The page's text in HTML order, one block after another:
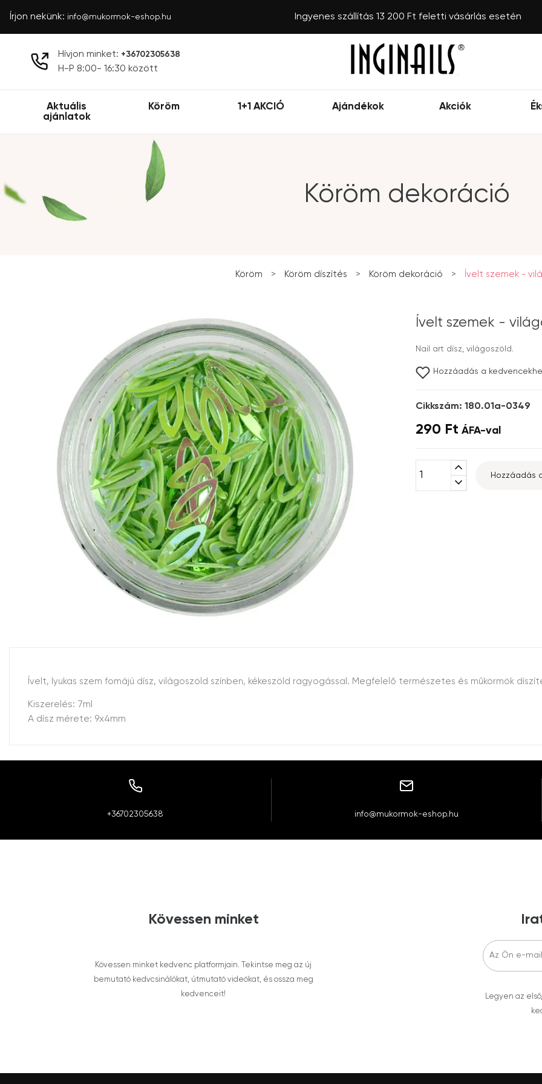
Írjon nekünk: info@mukormok-eshop.hu Ingyenes szállítás 13 200 Ft feletti vásárlás esetén
Hívjon minket: +36702305638
H-P 8:00- 16:30 között
Aktuális
ajánlatok
Köröm 1+1 AKCIÓ Ajándékok Akciók
Köröm dekoráció
Köröm > Köröm díszítés > Köröm dekoráció > Ívelt szemek -
Ívelt szemek -
Nail art dísz, világoszöld.
Hozzáadás a
Cikkszám: 180.01a-0349
290 Ft ÁFA-val
expand_less
expand_more
Hozzáadás
Ívelt, lyukas szem fomájú dísz, világoszöld színben, kékeszöld ragyogással. Megfelelő természetes és műkörmök
Kiszerelés: 7ml
A dísz mérete: 9x4mm
+36702305638 info@mukormok-eshop.hu
Kövessen minket
Kövessen minket kedvenc platformjain. Tekintse meg az új
bemutató kedvcsinálókat, útmutató videókat, és ossza meg
kedvenceit!
Legyen az